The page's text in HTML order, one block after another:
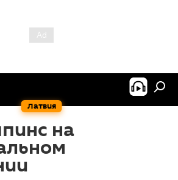
Латвия
на